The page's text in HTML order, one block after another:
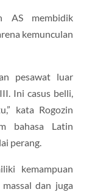
AS membidik
kemunculan
pesawat luar
Ini casus belli,
kata Rogozin
bahasa Latin
perang.
kemampuan
dan juga